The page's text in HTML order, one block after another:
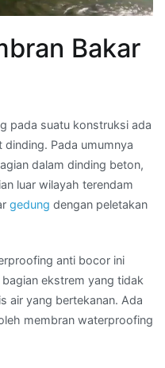
Bakar
pada suatu konstruksi ada
Pada umumnya
dalam dinding beton,
luar wilayah terendam
gedung dengan peletakan
anti bocor ini
ekstrem yang tidak
air yang bertekanan. Ada
membran waterproofing